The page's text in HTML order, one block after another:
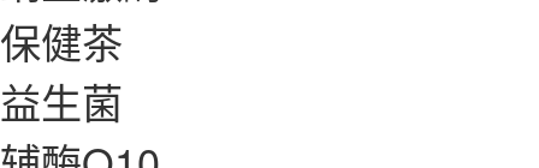
保健茶
益生菌